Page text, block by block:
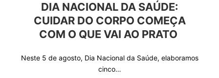
DIA NACIONAL DA SAÚDE:
CUIDAR DO CORPO COMEÇA
COM O QUE VAI AO PRATO
Neste 5 de agosto, Dia Nacional da Saúde, elaboramos
cinco…